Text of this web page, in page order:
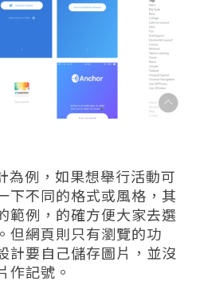
例，如果想舉行活動可
不同的格式或風格，其
範例，的確方便大家去選
但網頁則只有瀏覽的功
計要自己儲存圖片，並沒
作記號。